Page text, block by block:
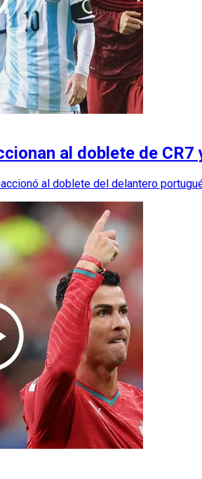
al doblete de
al doblete del delantero